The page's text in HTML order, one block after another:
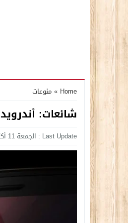
Home
» منوعات
شائعات: أندرويد 4.4 و نيكسوس 5 رسمياً في 15 أكتوبر
Last Update : الجمعة 11 أكتوبر 2013 - 12:19 مساءً